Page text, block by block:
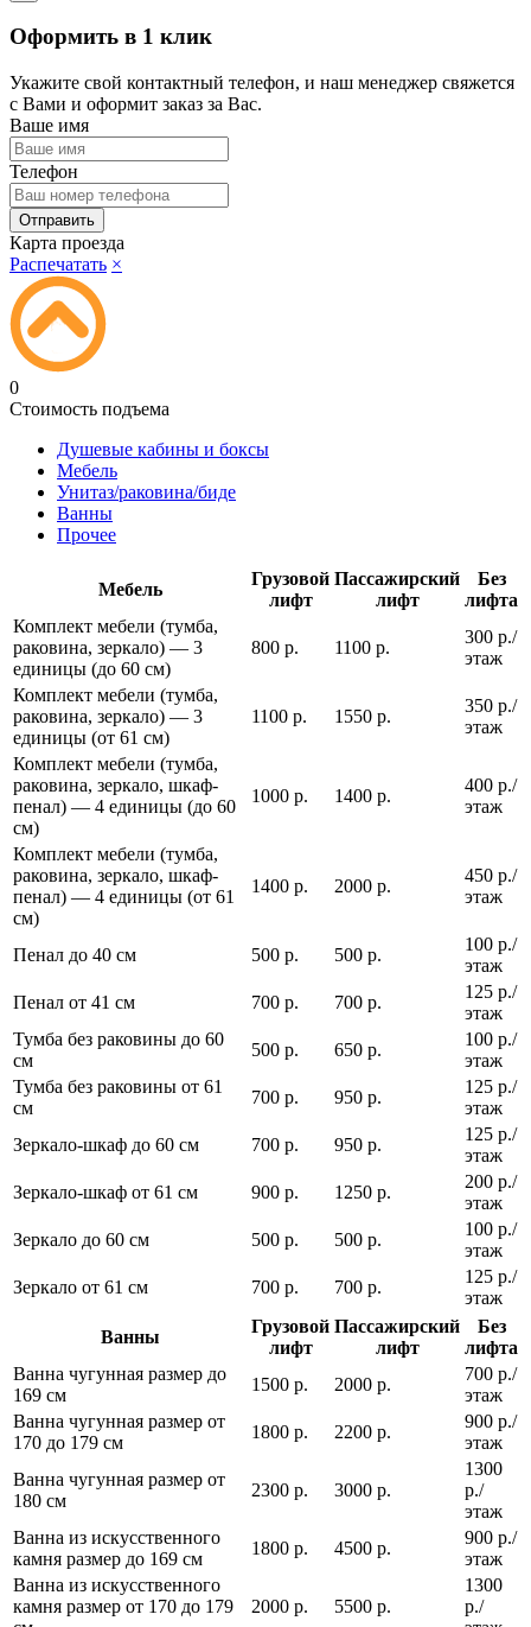
Оформить в 1 клик
Укажите свой контактный телефон, и наш менеджер свяжется
с Вами и оформит заказ за Вас.
Ваше имя
Телефон
Карта проезда
Распечатать ×
0
Стоимость подъема
Душевые кабины и боксы
Мебель
Унитаз/раковина/биде
Ванны
Прочее
Мебель
Грузовой
лифт
Пассажирский
лифт
Без
лифта
Комплект мебели (тумба,
раковина, зеркало) — 3
единицы (до 60 см)
800 р. 1100 р.
300 р./
этаж
Комплект мебели (тумба,
раковина, зеркало) — 3
единицы (от 61 см)
1100 р. 1550 р.
350 р./
этаж
Комплект мебели (тумба,
раковина, зеркало, шкаф-
пенал) — 4 единицы (до 60
см)
1000 р. 1400 р.
400 р./
этаж
Комплект мебели (тумба,
раковина, зеркало, шкаф-
пенал) — 4 единицы (от 61
см)
1400 р. 2000 р.
450 р./
этаж
Пенал до 40 см 500 р. 500 р.
100 р./
этаж
Пенал от 41 см
700 р. 700 р.
125 р./
этаж
Тумба без раковины до 60
см
500 р. 650 р.
100 р./
этаж
Тумба без раковины от 61
см
700 р. 950 р.
125 р./
этаж
Зеркало-шкаф до 60 см
700 р. 950 р.
125 р./
этаж
Зеркало-шкаф от 61 см
900 р. 1250 р.
200 р./
этаж
Зеркало до 60 см
500 р. 500 р.
100 р./
этаж
Зеркало от 61 см
700 р. 700 р.
125 р./
этаж
Ванны
Грузовой
лифт
Пассажирский
лифт
Без
лифта
Ванна чугунная размер до
169 см
1500 р. 2000 р.
700 р./
этаж
Ванна чугунная размер от
170 до 179 см
1800 р. 2200 р.
900 р./
этаж
Ванна чугунная размер от
180 см
2300 р. 3000 р.
1300
р./
этаж
Ванна из искусственного
камня размер до 169 см
1800 р. 4500 р.
900 р./
этаж
Ванна из искусственного
камня размер от 170 до 179
2000 р. 5500 р.
1300
р./